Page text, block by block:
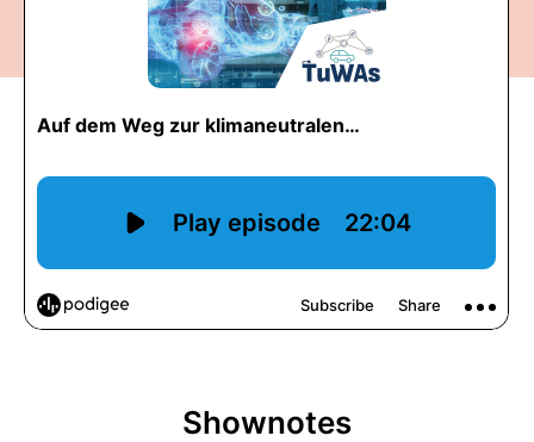
Shownotes